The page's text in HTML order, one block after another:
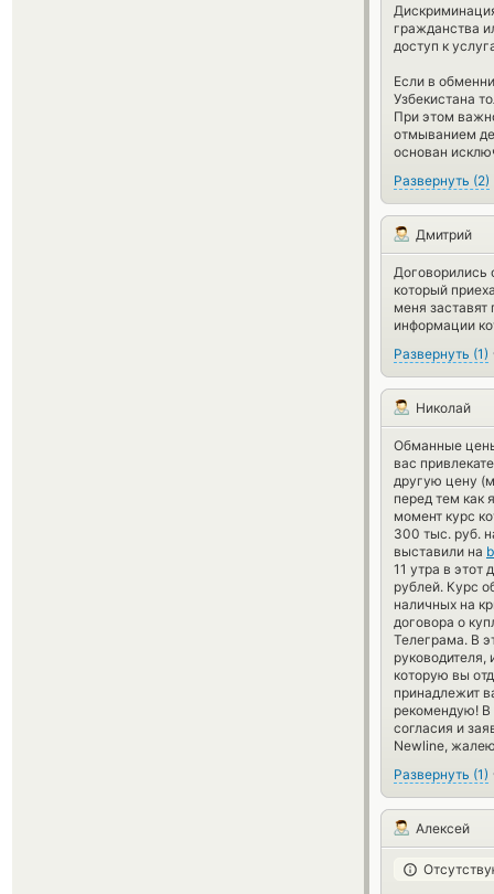
гражданства
доступ к
Если в
Узбекистана
При этом
отмыванием
основан
Развернуть (2)
Дмитрий
Договорились
который
меня заставят
информации
Развернуть (1)
Николай
Обманные
вас
другую цену
перед тем как
момент курс
300 тыс. руб.
выставили на
11 утра в
рублей. Курс
наличных на
договора о
Телеграма. В
которую вы
принадлежит
рекомендую! В
согласия и
Newline,
Развернуть (1)
Алексей